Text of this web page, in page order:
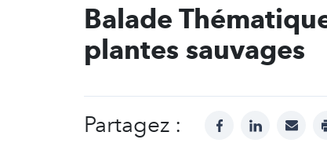
Balade
plantes sauvages
Partagez : facebooklinkedinmail